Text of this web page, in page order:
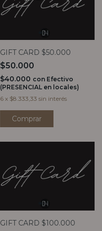
GIFT CARD $50.000
$50.000
$40.000 con Efectivo
(PRESENCIAL en locales)
6 x $8.333,33 sin interés
GIFT CARD $100.000